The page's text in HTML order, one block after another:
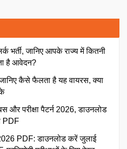
भर्ती, जानिए आपके राज्य में कितनी
है आवेदन?
कैसे फैलता है यह वायरस, क्या
और परीक्षा पैटर्न 2026, डाउनलोड
PDF
PDF: डाउनलोड करें जुलाई